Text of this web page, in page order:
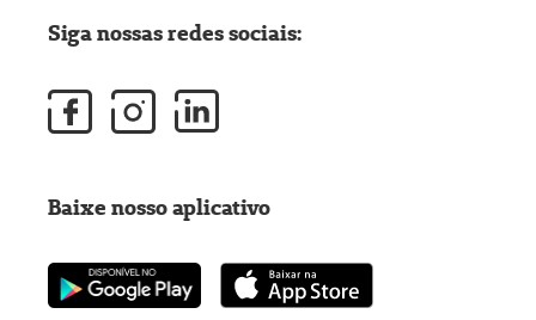
Siga nossas redes sociais:
Baixe nosso aplicativo